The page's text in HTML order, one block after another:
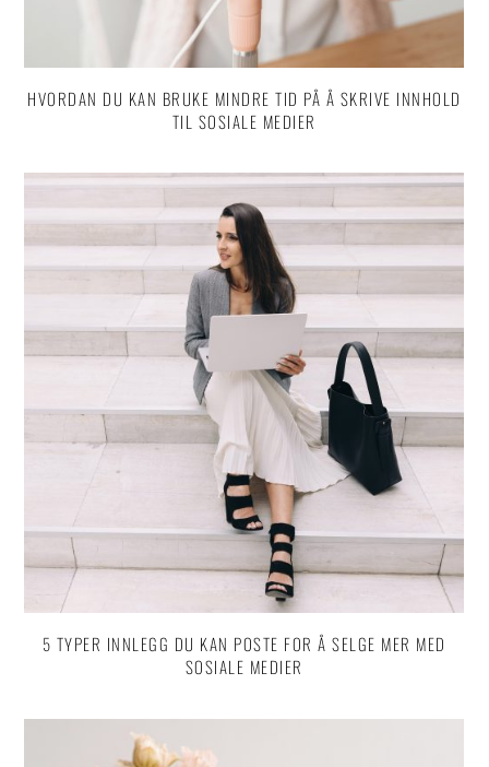
HVORDAN DU KAN BRUKE MINDRE TID PÅ Å SKRIVE INNHOLD
TIL SOSIALE MEDIER
5 TYPER INNLEGG DU KAN POSTE FOR Å SELGE MER MED
SOSIALE MEDIER